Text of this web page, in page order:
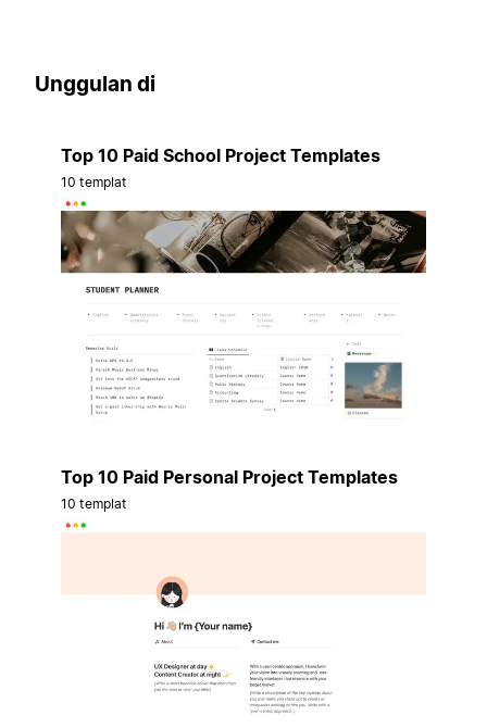
Unggulan di
Top 10 Paid School Project Templates
10 templat
Top 10 Paid Personal Project Templates
10 templat